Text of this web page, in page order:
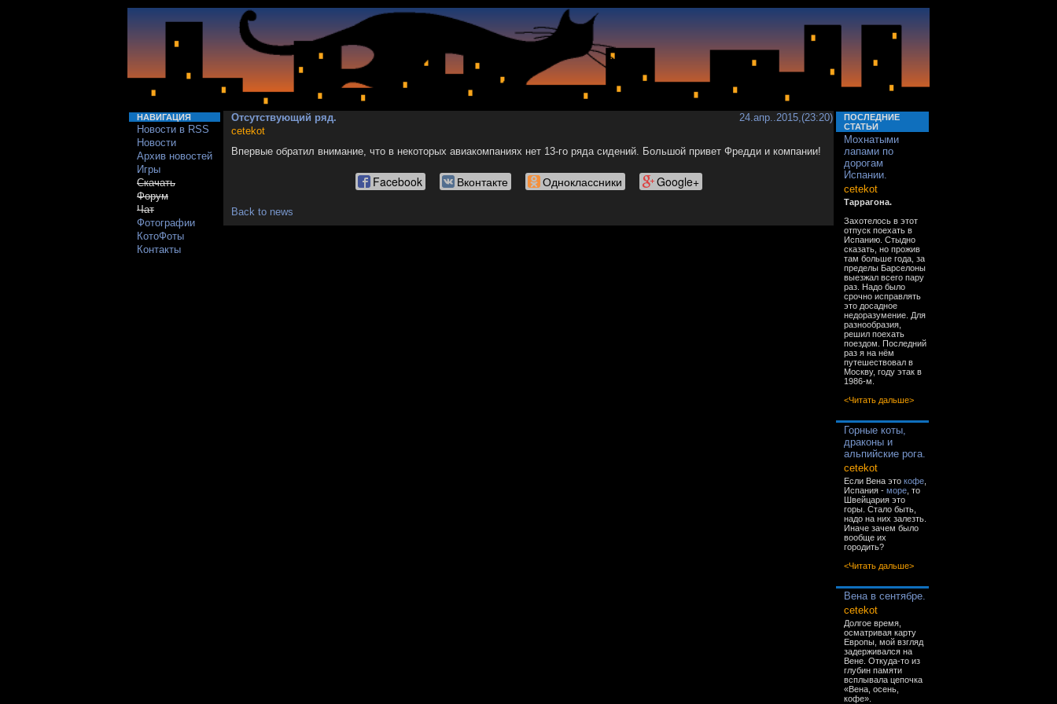
НАВИГАЦИЯ
Новости в RSS
Новости
Архив новостей
Игры
Скачать
Форум
Чат
Фотографии
КотоФоты
Контакты
Отсутствующий ряд.
24.апр..2015,(23:20)
cetekot
Впервые обратил внимание, что в некоторых авиакомпаниях нет 13-го ряда сидений. Большой привет Фредди и компании!
Facebook Вконтакте Одноклассники Google+
Back to news
ПОСЛЕДНИЕ
СТАТЬИ
Мохнатыми
лапами по
дорогам
Испании.
cetekot
Таррагона.
Захотелось в этот
отпуск поехать в
Испанию. Стыдно
сказать, но прожив
там больше года, за
пределы Барселоны
выезжал всего пару
раз. Надо было
срочно исправлять
это досадное
недоразумение. Для
разнообразия,
решил поехать
поездом. Последний
раз я на нём
путешествовал в
Москву, году этак в
1986-м.
<Читать дальше>
Горные коты,
драконы и
альпийские рога.
cetekot
Если Вена это кофе
Испания - море , то
Швейцария это
горы. Стало быть,
надо на них залезть.
Иначе зачем было
вообще их
городить?
<Читать дальше>
Вена в сентябре.
cetekot
Долгое время,
осматривая карту
Европы, мой взгляд
задерживался на
Вене. Откуда-то из
глубин памяти
всплывала цепочка
«Вена, осень,
кофе».